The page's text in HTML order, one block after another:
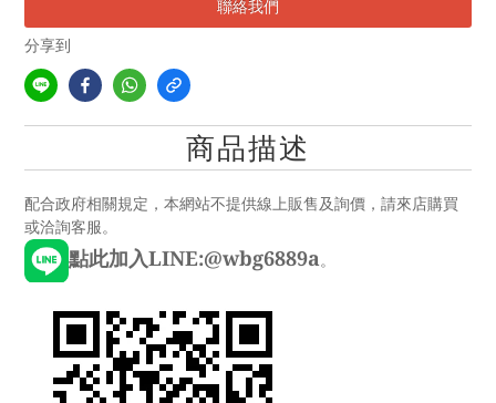
聯絡我們
分享到
商品描述
配合政府相關規定，本網站不提供線上販售及詢價，請來店購買
或洽詢客服。
點此加入LINE:@wbg6889a。